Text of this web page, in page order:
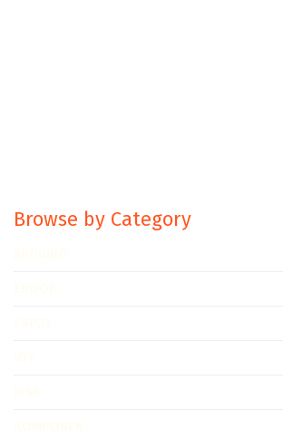
Browse by Category